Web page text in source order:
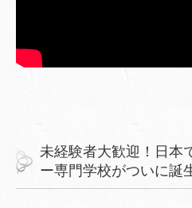
未経験者大歓迎！日本
ー専門学校がついに誕